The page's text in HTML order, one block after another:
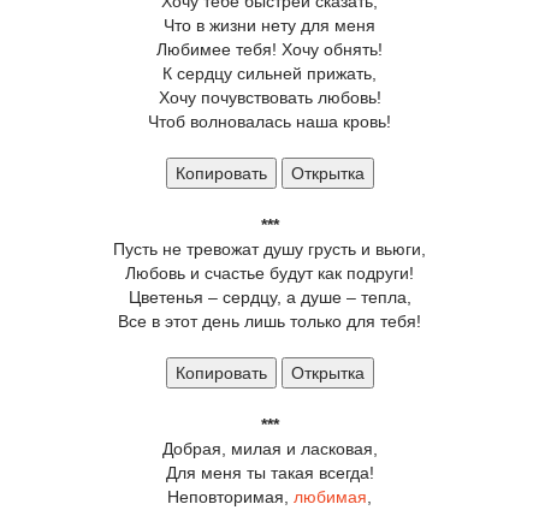
Что в жизни нету для меня
Любимее тебя! Хочу обнять!
К сердцу сильней прижать,
Хочу почувствовать любовь!
Чтоб волновалась наша кровь!
Копировать Открытка
***
Пусть не тревожат душу грусть и вьюги,
Любовь и счастье будут как подруги!
Цветенья – сердцу, а душе – тепла,
Все в этот день лишь только для тебя!
Копировать Открытка
***
Добрая, милая и ласковая,
Для меня ты такая всегда!
Неповторимая, любимая